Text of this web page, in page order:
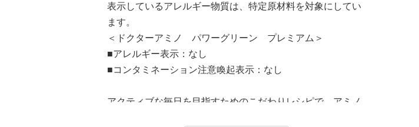
表示しているアレルギー物質は、特定原材料を対象にしてい
ます。
＜ドクターアミノ パワーグリーン プレミアム＞
■アレルギー表示：なし
■コンタミネーション注意喚起表示：なし
アクティブな毎日を目指すためのこだわりレシピで、アミノ